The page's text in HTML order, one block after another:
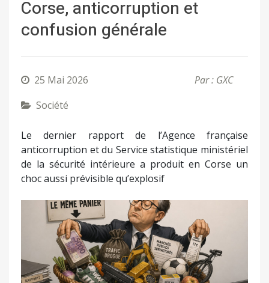
Corse, anticorruption et
confusion générale
25 Mai 2026
Par : GXC
Société
Le dernier rapport de l’Agence française
anticorruption et du Service statistique ministériel
de la sécurité intérieure a produit en Corse un
choc aussi prévisible qu’explosif